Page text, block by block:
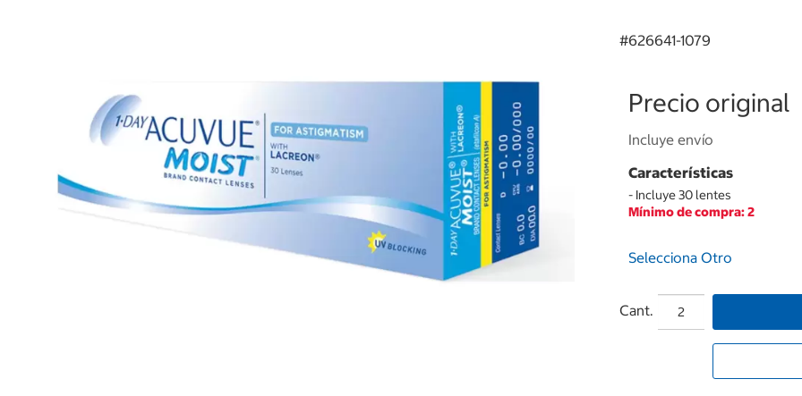
#626641-1079
Precio original
Incluye envío
Características
- Incluye 30 lentes
Mínimo de compra: 2
Selecciona Otro
Cant.